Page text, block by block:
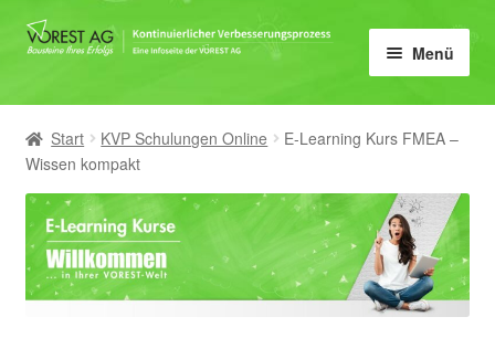
Zur
Zum
Menü
Home
KVP
KVP Coach
öffnen
Methoden
öffnen
Start KVP Schulungen Online
E-Learning Kurs FMEA –
Wissen kompakt